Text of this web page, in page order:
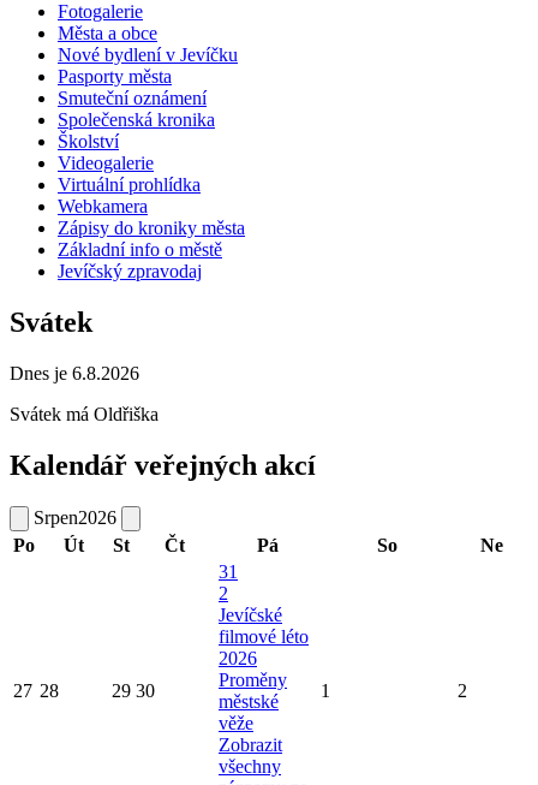
Fotogalerie
Města a obce
Nové bydlení v Jevíčku
Pasporty města
Smuteční oznámení
Společenská kronika
Školství
Videogalerie
Virtuální prohlídka
Webkamera
Zápisy do kroniky města
Základní info o městě
Jevíčský zpravodaj
Svátek
Dnes je 6.8.2026
Svátek má Oldřiška
Kalendář veřejných akcí
Srpen2026
Po
Út St Čt Pá So Ne
27 28 29 30
31
2
Jevíčské
filmové léto
2026
Proměny
městské
věže
Zobrazit
všechny
1 2